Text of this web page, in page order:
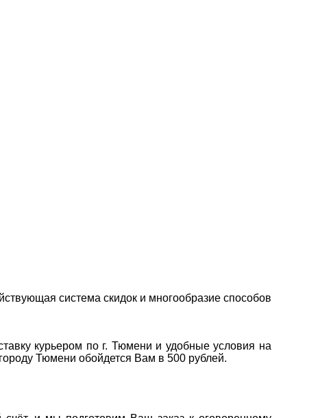
система скидок и многообразие способов
курьером по г. Тюмени и удобные условия на
Тюмени обойдется Вам в 500 рублей.